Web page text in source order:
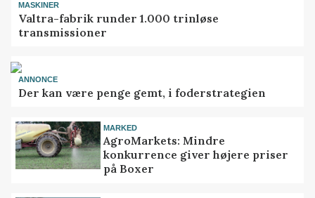
MASKINER
Valtra-fabrik runder 1.000 trinløse
transmissioner
ANNONCE
Der kan være penge gemt, i foderstrategien
MARKED
AgroMarkets: Mindre
konkurrence giver højere priser
på Boxer